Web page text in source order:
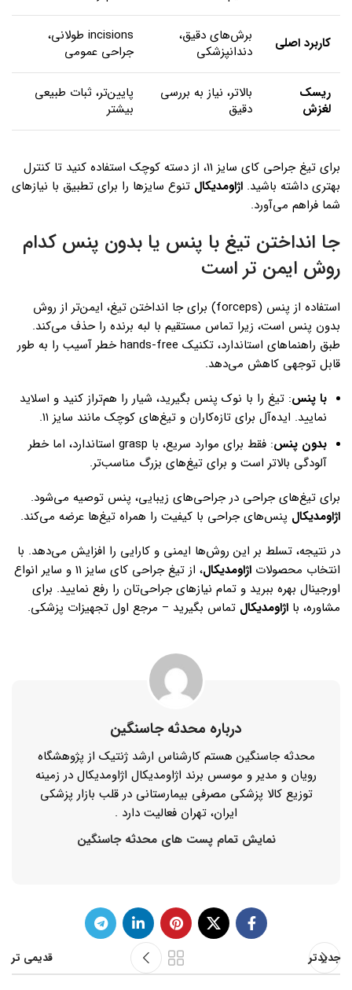
کاربرد اصلی
برش‌های دقیق،
دندانپزشکی
incisions طولانی،
جراحی عمومی
ریسک
لغزش
بالاتر، نیاز به بررسی
دقیق
پایین‌تر، ثبات طبیعی
بیشتر
برای تیغ جراحی کای سایز 11، از دسته کوچک استفاده کنید تا کنترل
بهتری داشته باشید. اژاومدیکال تنوع سایزها را برای تطبیق با نیازهای
شما فراهم می‌آورد.
جا انداختن تیغ با پنس یا بدون پنس کدام
روش ایمن تر است
استفاده از پنس (forceps) برای جا انداختن تیغ، ایمن‌تر از روش
بدون پنس است، زیرا تماس مستقیم با لبه برنده را حذف می‌کند.
طبق راهنماهای استاندارد، تکنیک hands-free خطر آسیب را به طور
قابل توجهی کاهش می‌دهد.
با پنس: تیغ را با نوک پنس بگیرید، شیار را هم‌تراز کنید و اسلاید
نمایید. ایده‌آل برای تازه‌کاران و تیغ‌های کوچک مانند سایز ۱۱.
بدون پنس
: فقط برای موارد سریع، با grasp استاندارد، اما خطر
آلودگی بالاتر است و برای تیغ‌های بزرگ مناسب‌تر.
برای تیغ‌های جراحی در جراحی‌های زیبایی، پنس توصیه می‌شود.
اژاومدیکال پنس‌های جراحی با کیفیت را همراه تیغ‌ها عرضه می‌کند.
در نتیجه، تسلط بر این روش‌ها ایمنی و کارایی را افزایش می‌دهد. با
انتخاب محصولات اژاومدیکال
، از تیغ جراحی کای سایز 11 و سایر انواع
اورجینال بهره ببرید و تمام نیازهای جراحی‌تان را رفع نمایید. برای
مشاوره، با اژاومدیکال تماس بگیرید – مرجع اول تجهیزات پزشکی.
درباره محدثه جاسنگین
محدثه جاسنگین هستم کارشناس ارشد ژنتیک از پژوهشگاه
رویان و مدیر و موسس برند اژاومدیکال اژاومدیکال در زمینه
توزیع کالا پزشکی مصرفی بیمارستانی در قلب بازار پزشکی
ایران، تهران فعالیت دارد .
نمایش تمام پست های محدثه جاسنگین
جدیدتر قدیمی تر